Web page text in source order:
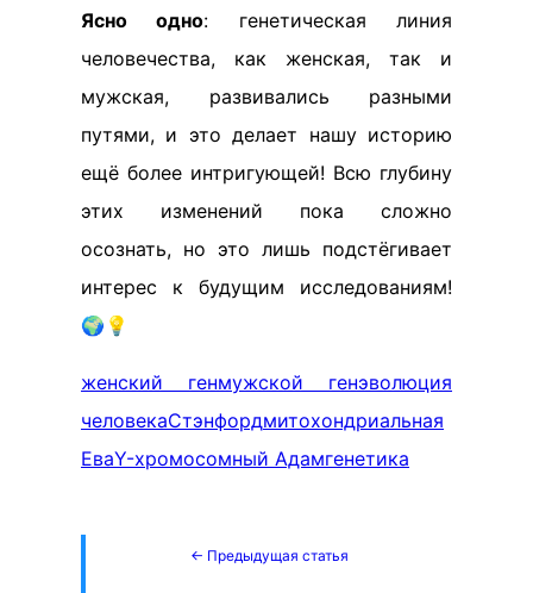
Ясно одно: генетическая линия
человечества, как женская, так и
мужская, развивались разными
путями, и это делает нашу историю
ещё более интригующей! Всю глубину
этих изменений пока сложно
осознать, но это лишь подстёгивает
интерес к будущим исследованиям!
🌍💡
женский генмужской генэволюция
человекаСтэнфордмитохондриальная
ЕваY-хромосомный Адамгенетика
← Предыдущая статья